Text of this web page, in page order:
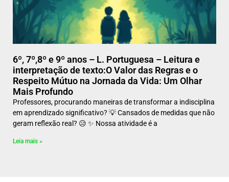
6º, 7º,8º e 9º anos – L. Portuguesa – Leitura e
interpretação de texto:O Valor das Regras e o
Respeito Mútuo na Jornada da Vida: Um Olhar
Mais Profundo
Professores, procurando maneiras de transformar a indisciplina
em aprendizado significativo? 💡 Cansados de medidas que não
geram reflexão real? 😥 ✨ Nossa atividade é a
Leia mais »